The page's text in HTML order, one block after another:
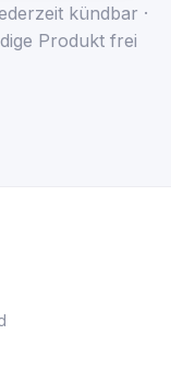
kündbar ·
Produkt frei